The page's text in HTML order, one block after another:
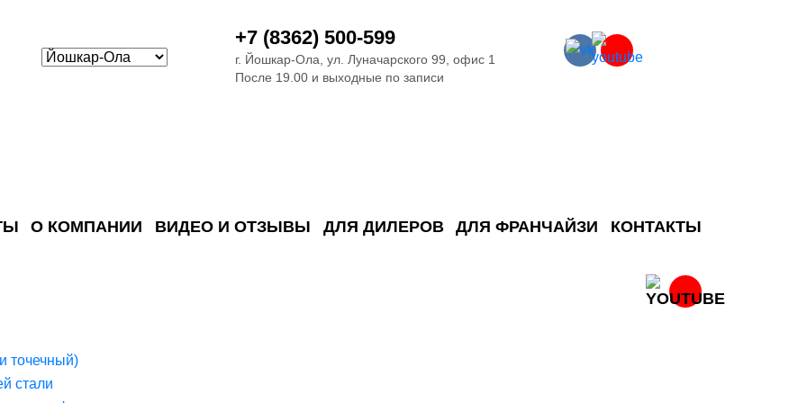
+7 (8362) 500-599
г. Йошкар-Ола, ул. Луначарского 99, офис 1
После 19.00 и выходные по записи
О КОМПАНИИ ВИДЕО И ОТЗЫВЫ ДЛЯ ДИЛЕРОВ ДЛЯ ФРАНЧАЙЗИ КОНТАКТЫ
точечный)
стали